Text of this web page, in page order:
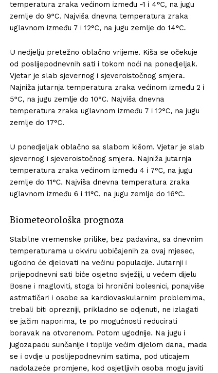
temperatura zraka većinom između -1 i 4°C, na jugu
zemlje do 9°C. Najviša dnevna temperatura zraka
uglavnom između 7 i 12°C, na jugu zemlje do 14°C.
U nedjelju pretežno oblačno vrijeme. Kiša se očekuje
od poslijepodnevnih sati i tokom noći na ponedjeljak.
Vjetar je slab sjevernog i sjeveroistočnog smjera.
Najniža jutarnja temperatura zraka većinom između 2 i
5°C, na jugu zemlje do 10°C. Najviša dnevna
temperatura zraka uglavnom između 7 i 12°C, na jugu
zemlje do 17°C.
U ponedjeljak oblačno sa slabom kišom. Vjetar je slab
sjevernog i sjeveroistočnog smjera. Najniža jutarnja
temperatura zraka većinom između 4 i 7°C, na jugu
zemlje do 11°C. Najviša dnevna temperatura zraka
uglavnom između 6 i 11°C, na jugu zemlje do 16°C.
Biometeorološka prognoza
Stabilne vremenske prilike, bez padavina, sa dnevnim
temperaturama u okviru uobičajenih za ovaj mjesec,
ugodno će djelovati na većinu populacije. Jutarnji i
prijepodnevni sati biće osjetno svježiji, u većem dijelu
Bosne i magloviti, stoga bi hronični bolesnici, ponajviše
astmatičari i osobe sa kardiovaskularnim problemima,
trebali biti oprezniji, prikladno se odjenuti, ne izlagati
se jačim naporima, te po mogućnosti reducirati
boravak na otvorenom. Potom ugodnije. Na jugu i
jugozapadu sunčanije i toplije većim dijelom dana, mada
se i ovdje u poslijepodnevnim satima, pod uticajem
nadolazeće promjene, kod osjetljivih osoba mogu javiti